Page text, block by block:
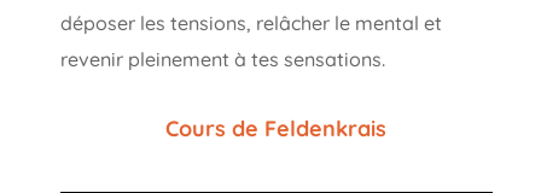
déposer les tensions, relâcher le mental et
revenir pleinement à tes sensations.
Cours de Feldenkrais